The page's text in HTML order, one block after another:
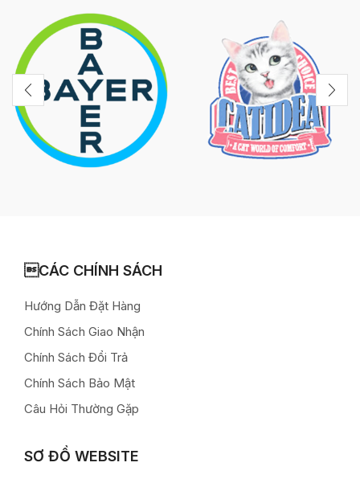
CÁC CHÍNH SÁCH
Hướng Dẫn Đặt Hàng
Chính Sách Giao Nhận
Chính Sách Đổi Trả
Chính Sách Bảo Mật
Câu Hỏi Thường Gặp
SƠ ĐỒ WEBSITE